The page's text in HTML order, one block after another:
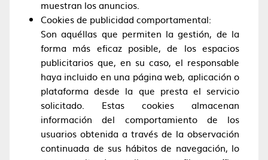
muestran los anuncios.
Cookies de publicidad comportamental:
Son aquéllas que permiten la gestión, de la
forma más eficaz posible, de los espacios
publicitarios que, en su caso, el responsable
haya incluido en una página web, aplicación o
plataforma desde la que presta el servicio
solicitado. Estas cookies almacenan
información del comportamiento de los
usuarios obtenida a través de la observación
continuada de sus hábitos de navegación, lo